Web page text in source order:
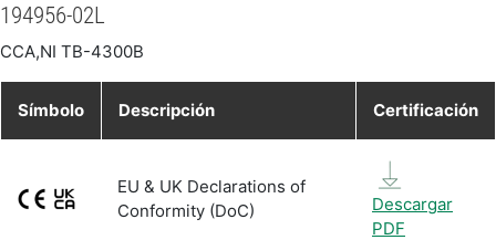
194956-02L
CCA,NI TB-4300B
Símbolo Descripción Certificación
EU & UK Declarations of
Conformity (DoC)
Descargar
PDF